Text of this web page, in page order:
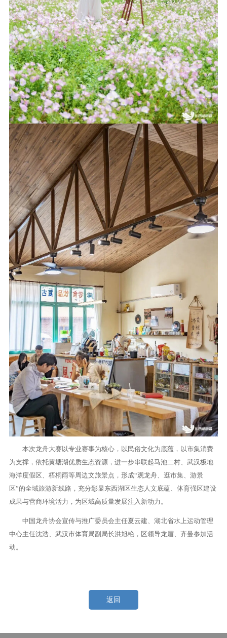
本次龙舟大赛以专业赛事为核心，以民俗文化为底蕴，以市集消费
为支撑，依托黄塘湖优质生态资源，进一步串联起马池二村、武汉极地
海洋度假区、梧桐雨等周边文旅景点，形成“观龙舟、逛市集、游景
区”的全域旅游新线路，充分彰显东西湖区生态人文底蕴、体育强区建设
成果与营商环境活力，为区域高质量发展注入新动力。
中国龙舟协会宣传与推广委员会主任夏云建、湖北省水上运动管理
中心主任沈浩、武汉市体育局副局长洪旭艳，区领导龙眉、齐曼参加活
动。
返回